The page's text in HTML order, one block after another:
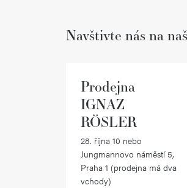
Navštivte nás na
Prodejna
IGNAZ
RÖSLER
28. října 10 nebo
Jungmannovo náměstí 5,
Praha 1 (prodejna má dva
vchody)